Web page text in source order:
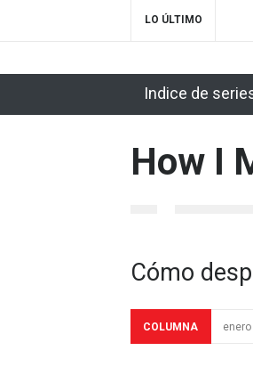
LO ÚLTIMO
The Handmaid's
Supergirl 3x23
2018-09-
Indice de
How I
Cómo
COLUMNA